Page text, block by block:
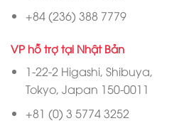
+84 (236) 388 7779
VP hỗ trợ tại Nhật Bản
1-22-2 Higashi, Shibuya,
Tokyo, Japan 150-0011
+81 (0) 3 5774 3252